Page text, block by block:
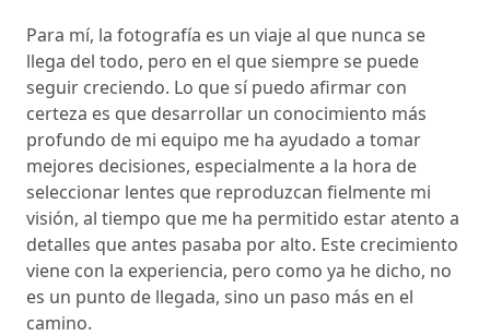
Para mí, la fotografía es un viaje al que nunca se
llega del todo, pero en el que siempre se puede
seguir creciendo. Lo que sí puedo afirmar con
certeza es que desarrollar un conocimiento más
profundo de mi equipo me ha ayudado a tomar
mejores decisiones, especialmente a la hora de
seleccionar lentes que reproduzcan fielmente mi
visión, al tiempo que me ha permitido estar atento a
detalles que antes pasaba por alto. Este crecimiento
viene con la experiencia, pero como ya he dicho, no
es un punto de llegada, sino un paso más en el
camino.